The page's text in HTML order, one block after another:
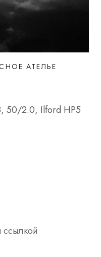
АТЕЛЬЕ
50/2.0, Ilford HP5
ссылкой